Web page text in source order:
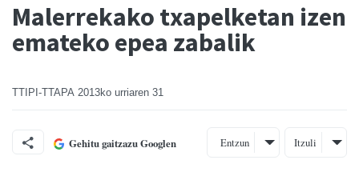
Malerrekako txapelketan izen
emateko epea zabalik
TTIPI-TTAPA 2013ko urriaren 31
Gehitu gaitzazu Googlen Entzun Itzuli